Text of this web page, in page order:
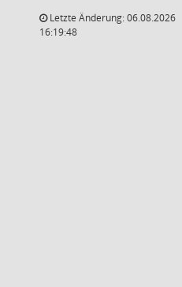
Letzte Änderung: 06.08.2026
16:19:48